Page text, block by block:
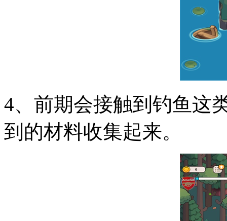
4、前期会接触到钓鱼这
到的材料收集起来。